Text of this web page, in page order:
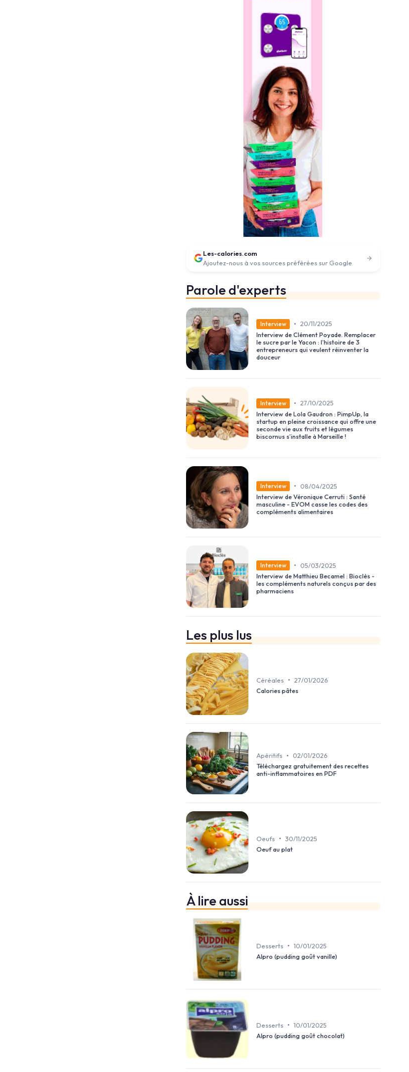
Les-calories.com
Ajoutez-nous à vos sources préférées sur Google
Parole d'experts
Interview • 20/11/2025
Interview de Clément Poyade. Remplacer
le sucre par le Yacon : l’histoire de 3
entrepreneurs qui veulent réinventer la
douceur
Interview • 27/10/2025
Interview de Lola Gaudron : PimpUp, la
startup en pleine croissance qui offre une
seconde vie aux fruits et légumes
biscornus s’installe à Marseille !
Interview •
08/04/2025
Interview de Véronique Cerruti : Santé
masculine - EVOM casse les codes des
compléments alimentaires
Interview •
05/03/2025
Interview de Matthieu Becamel : Bioclès -
les compléments naturels conçus par des
pharmaciens
Les plus lus
Céréales • 27/01/2026
Calories pâtes
Apéritifs •
02/01/2026
Téléchargez gratuitement des recettes
anti-inflammatoires en PDF
Oeufs • 30/11/2025
Oeuf au plat
À lire aussi
Desserts • 10/01/2025
Alpro (pudding goût vanille)
Desserts • 10/01/2025
Alpro (pudding goût chocolat)